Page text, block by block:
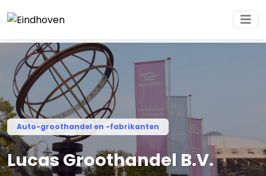
Auto-groothandel en -fabrikanten
Lucas Groothandel B.V.